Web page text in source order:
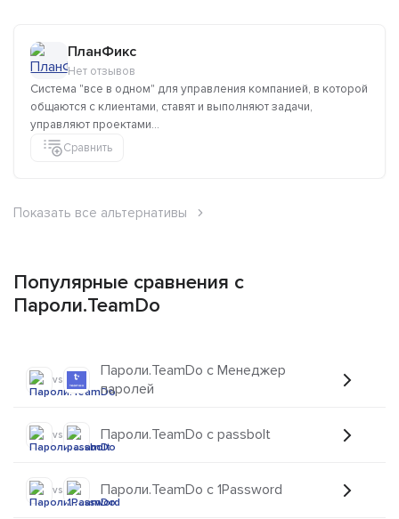
ПланФикс
Нет отзывов
Система "все в одном" для управления компанией, в которой
общаются с клиентами, ставят и выполняют задачи,
управляют проектами...
Сравнить
Показать все альтернативы
Популярные сравнения с
Пароли.TeamDo
vs
Пароли.TeamDo с Менеджер
паролей
vs Пароли.TeamDo с passbolt
vs Пароли.TeamDo с 1Password